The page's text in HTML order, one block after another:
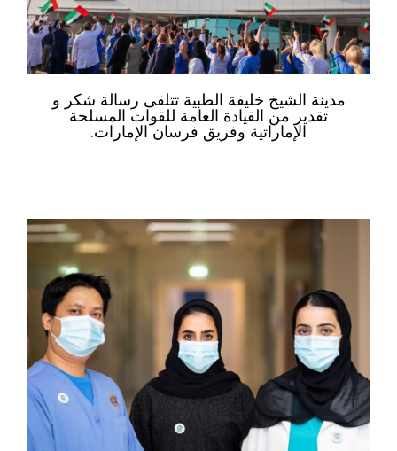
مدينة الشيخ خليفة الطبية تتلقى رسالة شكر و
تقدير من القيادة العامة للقوات المسلحة
الإماراتية وفريق فرسان الإمارات.